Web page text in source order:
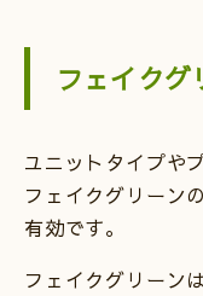
フェイクグ
ユニットタイプや
フェイクグリーン
有効です。
フェイクグリーン